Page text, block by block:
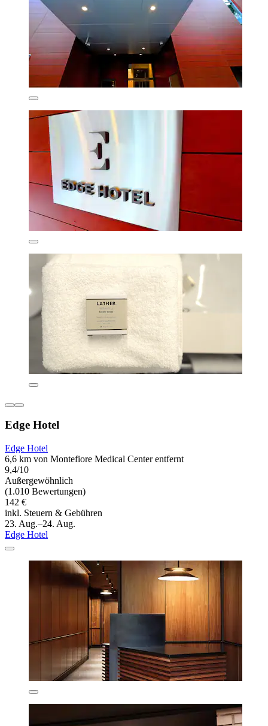
Edge Hotel
Edge Hotel
6,6 km von Montefiore Medical Center entfernt
9,4/10
Außergewöhnlich
(1.010 Bewertungen)
142 €
inkl. Steuern & Gebühren
23. Aug.–24. Aug.
Edge Hotel